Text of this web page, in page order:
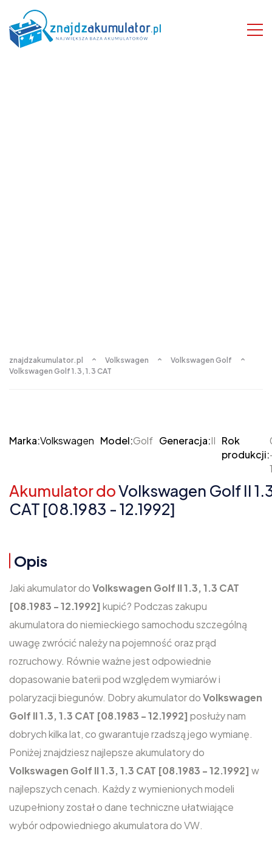
znajdzakumulator.pl Volkswagen
Volkswagen Golf
Volkswagen Golf 1.3, 1.3 CAT
Marka:Volkswagen Model:Golf Generacja:II Rok
produkcji:
Akumulator doVolkswagen Golf II
CAT [08.1983 - 12.1992]
Opis
Jaki akumulator doVolkswagen Golf II 1.3, 1.3 CAT
[08.1983 - 12.1992] kupić? Podczas zakupu
akumulatora do niemieckiego samochodu szczególną
uwagę zwrócić należy na pojemność oraz prąd
rozruchowy. Równie ważne jest odpowiednie
dopasowanie baterii pod względem wymiarów i
polaryzacji biegunów. Dobry akumulator doVolkswagen
Golf II 1.3, 1.3 CAT [08.1983 - 12.1992] posłuży nam
dobrych kilka lat, co gwarantuje rzadszą jego wymianę.
Poniżej znajdziesz najlepsze akumulatory do
Volkswagen Golf II 1.3, 1.3 CAT [08.1983 - 12.1992] w
najlepszych cenach. Każdy z wymienionych modeli
uzupełniony został o dane techniczne ułatwiające
wybór odpowiedniego akumulatora do VW.